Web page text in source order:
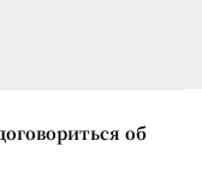
об